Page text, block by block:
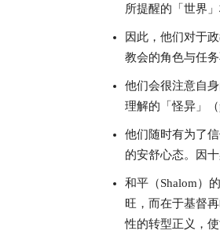
所提醒的「世界
因此，他们对于
教会的角色与任
他们会很注意自
理解的「怪异」（
他们随时有为了
的安舒心态。因
和平（Shalom）
旺，而在于基督
性的转型正义，